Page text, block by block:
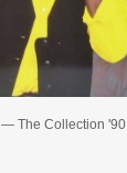
— The Collection '90